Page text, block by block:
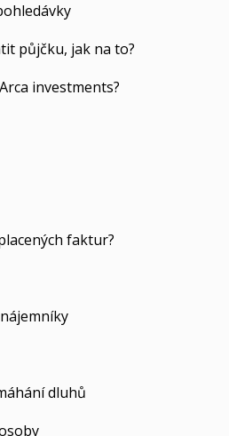
půjčku, jak na to?
investments?
faktur?
dluhů